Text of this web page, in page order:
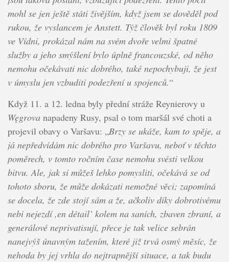
mohl se jen ještě státi živějším, když jsem se dověděl pod
rukou, že vyslancem je Anstett. Týž člověk byl roku 1809
ve Vídni, prokázal nám na svém dvoře velmi špatné
služby a jeho smýšlení bylo úplně francouzské, od něho
nemohu očekávati nic dobrého, také nepochybuji, že jest
v úmyslu jen vzbuditi podezření u spojenců.“
Když 11. a 12. ledna byly přední stráže Reynierovy u
Węgrovanapadeny Rusy, psal o tom maršál své choti a
projevil obavy o Varšavu: „Brzy se ukáže, kam to spěje, a
já nepředvídám nic dobrého pro Varšavu, neboť v těchto
poměrech, v tomto ročním čase nemohu svésti velkou
bitvu. Ale, jak si můžeš lehko pomysliti, očekává se od
tohoto sboru, že může dokázati nemožné věci; zapomíná
se docela, že zde stojí sám a že, ačkoliv díky dobrotivému
nebi nejezdí ,en détail’ kolem na saních, zbaven zbraní, a
generálové neprivatisují, přece je tak velice sebrán
nanejvýš únavným tažením, které již trvá osmý měsíc, že
nehoda by jej vrhla do nejtrapnější situace, a tak budu